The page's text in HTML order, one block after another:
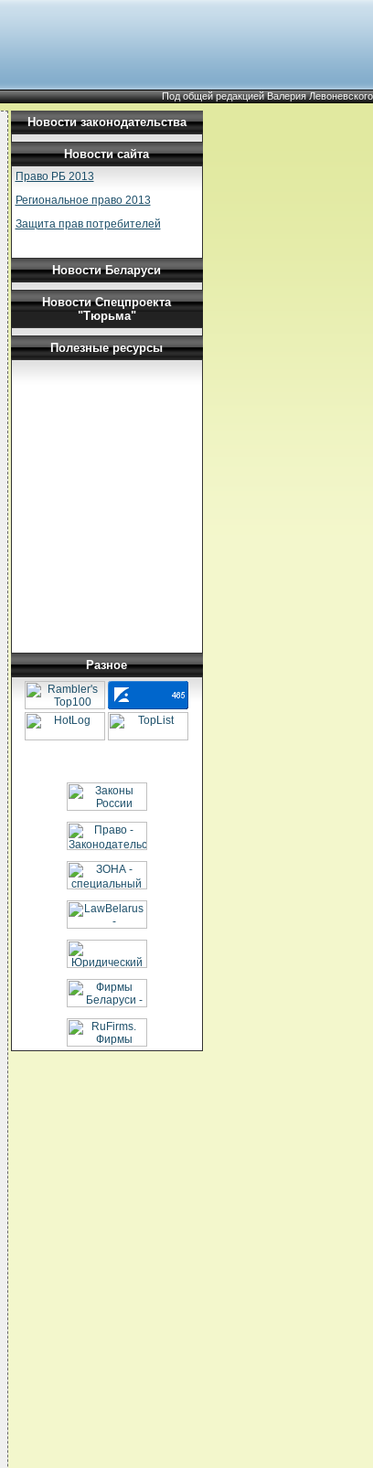
Под общей редакцией Валерия Левоневского
Новости законодательства
Новости сайта
Право РБ 2013
Региональное право 2013
Защита прав потребителей
Новости Беларуси
Новости Спецпроекта
"Тюрьма"
Полезные ресурсы
Разное